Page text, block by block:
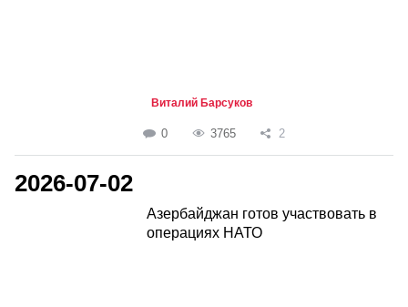
Виталий Барсуков
0 3765 2
2026-07-02
Азербайджан готов участвовать в
операциях НАТО